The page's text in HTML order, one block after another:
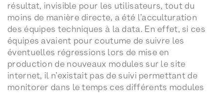
résultat, invisible pour les utilisateurs, tout du
moins de manière directe, a été l’acculturation
des équipes techniques à la data. En effet, si ces
équipes avaient pour coutume de suivre les
éventuelles régressions lors de mise en
production de nouveaux modules sur le site
internet, il n’existait pas de suivi permettant de
monitorer dans le temps ces différents modules